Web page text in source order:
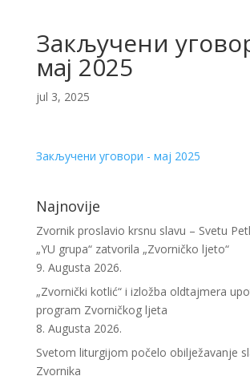
Закључени
мај 2025
jul 3, 2025
Закључени уговори - мај 2025
Najnovije
Zvornik proslavio krsnu slavu – Svetu
„YU grupa“ zatvorila „Zvorničko ljeto“
9. Augusta 2026.
„Zvornički kotlić“ i izložba oldtajmera
program Zvorničkog ljeta
8. Augusta 2026.
Svetom liturgijom počelo obilježavanje
Zvornika